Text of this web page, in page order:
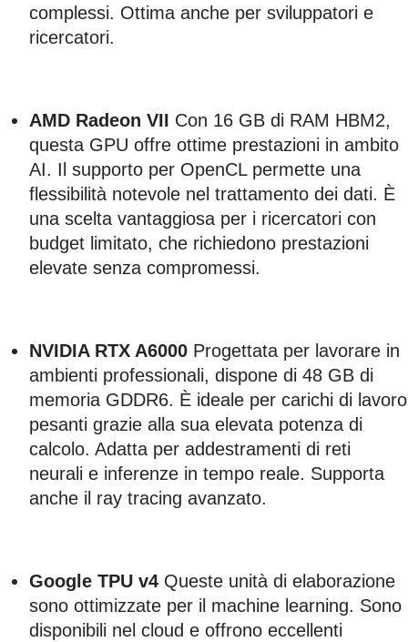
complessi. Ottima anche per sviluppatori e
ricercatori.
AMD Radeon VII Con 16 GB di RAM HBM2,
questa GPU offre ottime prestazioni in ambito
AI. Il supporto per OpenCL permette una
flessibilità notevole nel trattamento dei dati. È
una scelta vantaggiosa per i ricercatori con
budget limitato, che richiedono prestazioni
elevate senza compromessi.
NVIDIA RTX A6000 Progettata per lavorare in
ambienti professionali, dispone di 48 GB di
memoria GDDR6. È ideale per carichi di lavoro
pesanti grazie alla sua elevata potenza di
calcolo. Adatta per addestramenti di reti
neurali e inferenze in tempo reale. Supporta
anche il ray tracing avanzato.
Google TPU v4 Queste unità di elaborazione
sono ottimizzate per il machine learning. Sono
disponibili nel cloud e offrono eccellenti